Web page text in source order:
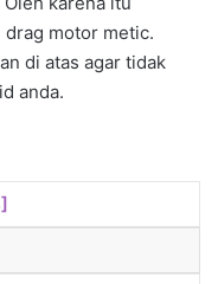
drag motor metic.
di atas agar tidak
anda.